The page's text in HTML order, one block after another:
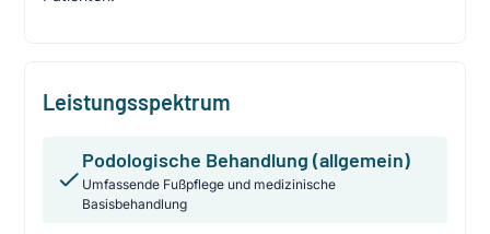
Leistungsspektrum
Podologische Behandlung (allgemein)
Umfassende Fußpflege und medizinische
Basisbehandlung